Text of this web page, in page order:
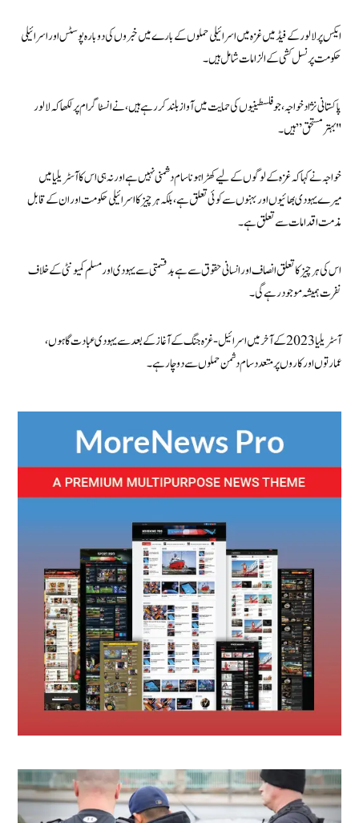
ایکس پر لالور کے فیڈ میں غزہ میں اسرائیلی حملوں کے بارے میں خبروں کی دوبارہ پوسٹس اور اسرائیلی
حکومت پر نسل کشی کے الزامات شامل ہیں۔
پاکستانی نژاد خواجہ، جو فلسطینیوں کی حمایت میں آواز بلند کر رہے ہیں، نے انسٹاگرام پر لکھا کہ لالور
"بہتر مستحق” ہیں۔
خواجہ نے کہا کہ غزہ کے لوگوں کے لیے کھڑا ہونا سام دشمنی نہیں ہے اور نہ ہی اس کا آسٹریلیا میں
میرے یہودی بھائیوں اور بہنوں سے کوئی تعلق ہے، بلکہ ہر چیز کا اسرائیلی حکومت اور ان کے قابل
مذمت اقدامات سے تعلق ہے۔
اس کی ہر چیز کا تعلق انصاف اور انسانی حقوق سے ہے بدقسمتی سے یہودی اور مسلم کمیونٹی کے خلاف
نفرت ہمیشہ موجود رہے گی۔
آسٹریلیا 2023 کے آخر میں اسرائیل-غزہ جنگ کے آغاز کے بعد سے یہودی عبادت گاہوں،
عمارتوں اور کاروں پر متعدد سام دشمن حملوں سے دوچار ہے۔